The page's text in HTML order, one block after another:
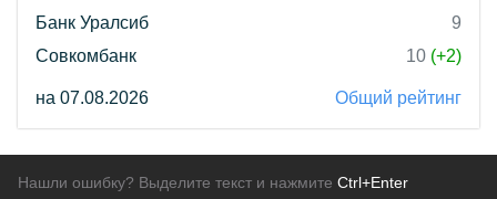
Банк Уралсиб
9
Совкомбанк
10 (+2)
на 07.08.2026 Общий рейтинг
Нашли ошибку? Выделите текст и нажмите Ctrl+Enter